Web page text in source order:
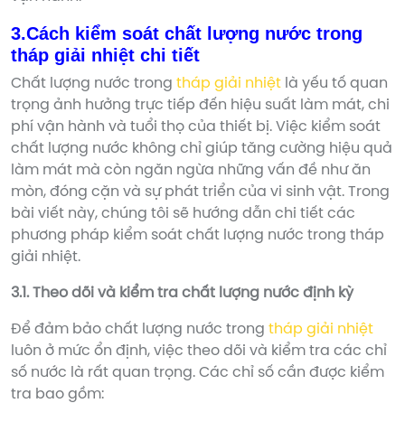
3.Cách kiểm soát chất lượng nước trong
tháp giải nhiệt chi tiết
Chất lượng nước trong tháp giải nhiệt là yếu tố quan
trọng ảnh hưởng trực tiếp đến hiệu suất làm mát, chi
phí vận hành và tuổi thọ của thiết bị. Việc kiểm soát
chất lượng nước không chỉ giúp tăng cường hiệu quả
làm mát mà còn ngăn ngừa những vấn đề như ăn
mòn, đóng cặn và sự phát triển của vi sinh vật. Trong
bài viết này, chúng tôi sẽ hướng dẫn chi tiết các
phương pháp kiểm soát chất lượng nước trong tháp
giải nhiệt.
3.1. Theo dõi và kiểm tra chất lượng nước định kỳ
Để đảm bảo chất lượng nước trong tháp giải nhiệt
luôn ở mức ổn định, việc theo dõi và kiểm tra các chỉ
số nước là rất quan trọng. Các chỉ số cần được kiểm
tra bao gồm: